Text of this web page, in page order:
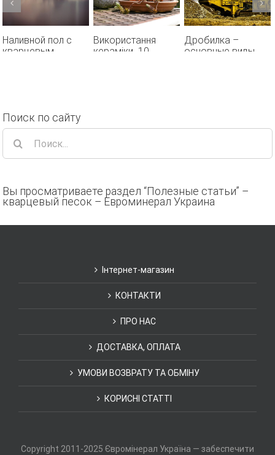
Наливной пол с
кварцевым
Використання
кераміки. 10
Дробилка –
основные виды.
Поиск по сайту
Результат
поиска:
Вы просматриваете раздел “Полезные статьи” –
кварцевый песок – Евроминерал Украина
Інтернет-магазин
КОНТАКТИ
ПРО НАС
ДОСТАВКА, ОПЛАТА
УМОВИ ВОЗВРАТУ ТА ОБМІНУ
КОРИСНІ СТАТТІ
Copyright 2011-2025 Євромінерал Україна — забеспечити